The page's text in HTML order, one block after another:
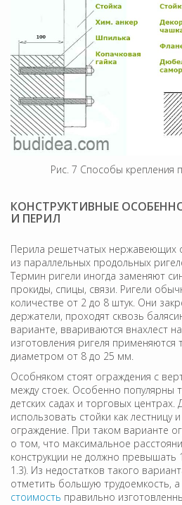
Рис. 7 Способы крепления
КОНСТРУКТИВНЫЕ
И ПЕРИЛ
Перила решетчатых нержавеющих
из параллельных продольных
Термин ригели иногда заменяют
прокиды, спицы, связи. Ригели
количестве от 2 до 8 штук. Они
держатели, проходят сквозь
варианте, ввариваются внахлест
изготовления ригеля
диаметром от 8 до 25 мм.
Особняком стоят ограждения с
между стоек. Особенно популярны
детских садах и торговых центрах.
использовать стойки как лестницу
ограждение. При таком варианте
о том, что максимальное
конструкции не должно
1.3). Из недостатков такого
отметить большую трудоемкость,
стоимость правильно